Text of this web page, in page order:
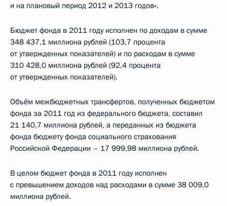
и на плановый период 2012 и 2013 годов».
Бюджет фонда в 2011 году исполнен по доходам в сумме
348 437,1 миллиона рублей (103,7 процента
от утвержденных показателей) и по расходам в сумме
310 428,0 миллиона рублей (92,4 процента
от утвержденных показателей).
Объём межбюджетных трансфертов, полученных бюджетом
фонда за 2011 год из федерального бюджета, составил
21 140,7 миллиона рублей, а переданных из бюджета
фонда бюджету фонда социального страхования
Российской Федерации – 17 999,98 миллиона рублей.
В целом бюджет фонда в 2011 году исполнен
с превышением доходов над расходами в сумме 38 009,0
миллиона рублей.